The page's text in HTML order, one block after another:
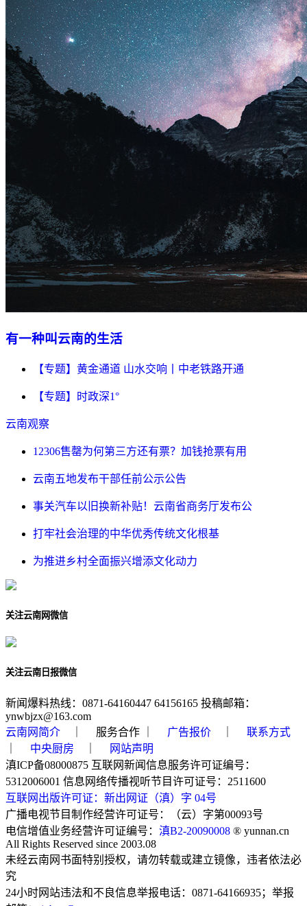
有一种叫云南的生活
【专题】黄金通道 山水交响丨中老铁路开通
【专题】时政深1°
云南观察
12306售罄为何第三方还有票？加钱抢票有用
云南五地发布干部任前公示公告
事关汽车以旧换新补贴！云南省商务厅发布公
打牢社会治理的中华优秀传统文化根基
为推进乡村全面振兴增添文化动力
关注云南网微信
关注云南日报微信
新闻爆料热线：0871-64160447 64156165 投稿邮箱：
ynwbjzx@163.com
云南网简介 ｜ 服务合作 ｜ 广告报价
联系方式
中央厨房
网站声明
滇ICP备08000875 互联网新闻信息服务许可证编号：
5312006001 信息网络传播视听节目许可证号：2511600
互联网出版许可证：新出网证（滇）字 04号
广播电视节目制作经营许可证号：（云）字第00093号
电信增值业务经营许可证编号： 滇B2-20090008 ® yunnan.cn
All Rights Reserved since 2003.08
未经云南网书面特别授权，请勿转载或建立镜像，违者依法必
究
24小时网站违法和不良信息举报电话：0871-64166935；举报